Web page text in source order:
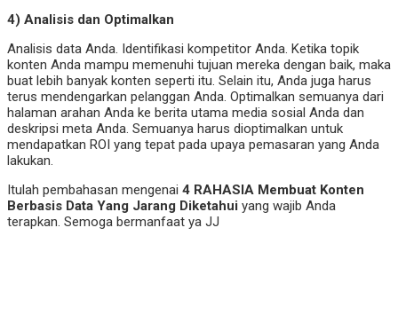
4) Analisis dan Optimalkan
Analisis data Anda. Identifikasi kompetitor Anda. Ketika topik
konten Anda mampu memenuhi tujuan mereka dengan baik, maka
buat lebih banyak konten seperti itu. Selain itu, Anda juga harus
terus mendengarkan pelanggan Anda. Optimalkan semuanya dari
halaman arahan Anda ke berita utama media sosial Anda dan
deskripsi meta Anda. Semuanya harus dioptimalkan untuk
mendapatkan ROI yang tepat pada upaya pemasaran yang Anda
lakukan.
Itulah pembahasan mengenai 4 RAHASIA Membuat Konten
Berbasis Data Yang Jarang Diketahui yang wajib Anda
terapkan. Semoga bermanfaat ya JJ